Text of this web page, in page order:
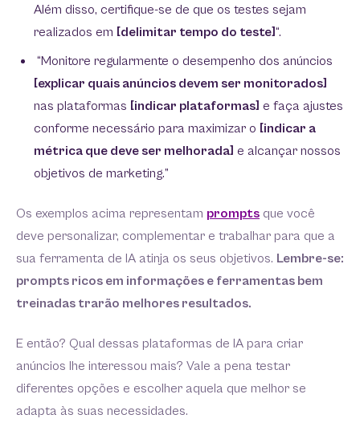
Além disso, certifique-se de que os testes sejam
realizados em [delimitar tempo do teste]“.
“Monitore regularmente o desempenho dos anúncios
[explicar quais anúncios devem ser monitorados]
nas plataformas [indicar plataformas] e faça ajustes
conforme necessário para maximizar o [indicar a
métrica que deve ser melhorada] e alcançar nossos
objetivos de marketing.”
Os exemplos acima representam prompts que você
deve personalizar, complementar e trabalhar para que a
sua ferramenta de IA atinja os seus objetivos. Lembre-se:
prompts ricos em informações e ferramentas bem
treinadas trarão melhores resultados.
E então? Qual dessas plataformas de IA para criar
anúncios lhe interessou mais? Vale a pena testar
diferentes opções e escolher aquela que melhor se
adapta às suas necessidades.